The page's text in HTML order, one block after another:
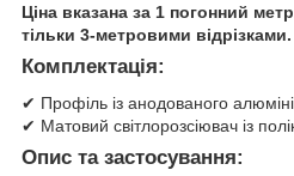
Ціна вказана за 1 погонний
тільки 3-метровими відрізками.
Комплектація:
✔ Профіль із анодованого
✔ Матовий світлорозсіювач із
Опис та застосування: